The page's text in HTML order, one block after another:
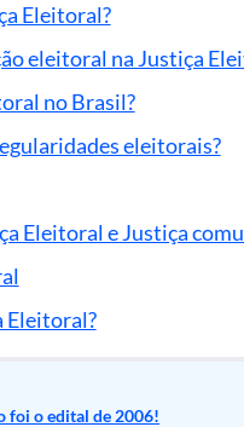
Eleitoral?
eleitoral na Justiça
no Brasil?
eleitorais?
Eleitoral e Justiça
Eleitoral?
foi o edital de 2006!